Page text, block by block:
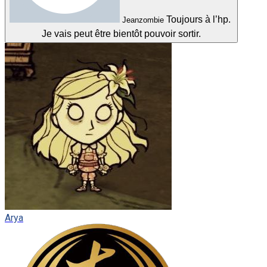
Jeanzombie Toujours à l’hp.
Je vais peut être bientôt pouvoir sortir.
Arya